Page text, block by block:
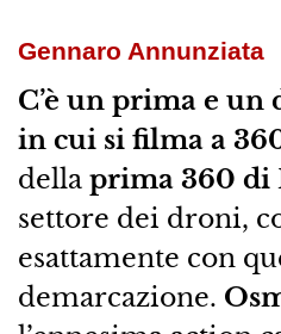
Gennaro Annunziata
C’è un prima e
in cui si filma a
della prima 360 di
settore dei droni,
esattamente con
demarcazione.